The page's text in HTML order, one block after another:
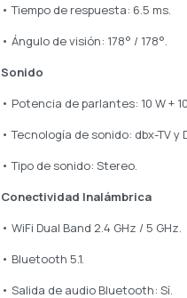
• Tiempo de respuesta: 6.5 ms.
• Ángulo de visión: 178° / 178°.
Sonido
• Potencia de parlantes: 10 W +
• Tecnología de sonido: dbx-TV y
• Tipo de sonido: Stereo.
Conectividad Inalámbrica
• WiFi Dual Band 2.4 GHz / 5 GHz.
• Bluetooth 5.1.
• Salida de audio Bluetooth: Sí.